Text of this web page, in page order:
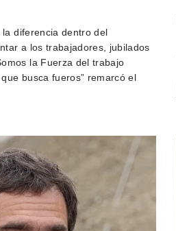
diferencia dentro del
a los trabajadores, jubilados
la Fuerza del trabajo
busca fueros” remarcó el